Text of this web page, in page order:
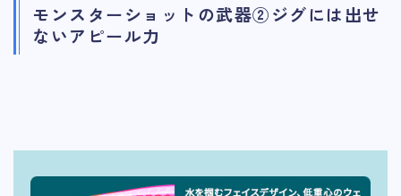
モンスターショットの武器②ジグには出せ
ないアピール力